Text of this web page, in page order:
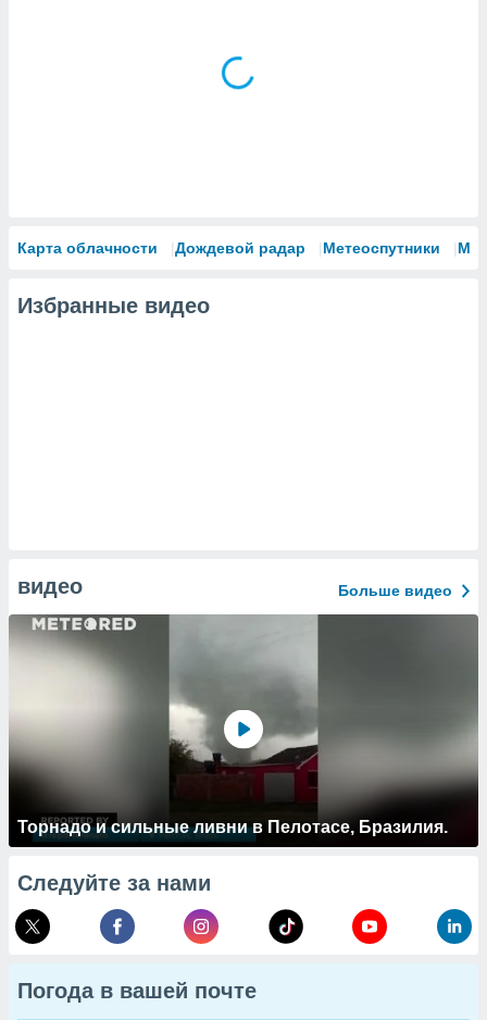
Карта облачности Дождевой радар Метеоспутники
Избранные видео
видео Больше видео
Торнадо и сильные ливни в Пелотасе, Бразилия.
Следуйте за нами
Погода в вашей почте